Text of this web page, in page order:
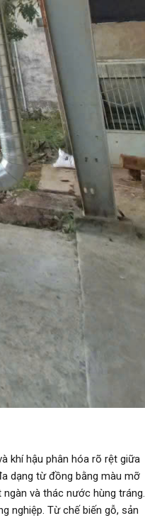
khí hậu phân hóa rõ rệt giữa
dạng từ đồng bằng màu mỡ
và thác nước hùng tráng.
nghiệp. Từ chế biến gỗ, sản